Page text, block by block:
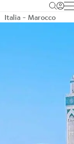
- Marocco